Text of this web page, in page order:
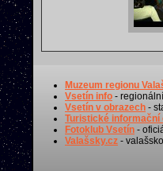
Muzeum regionu
Vsetín info -
Vsetín v obrazech -
Turistické informační
Fotoklub Vsetín -
Valašsky.cz -